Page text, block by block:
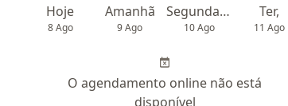
Hoje
8 Ago
Amanhã
9 Ago
Segunda-feira
10 Ago
Ter,
11 Ago
O agendamento online não está
disponível